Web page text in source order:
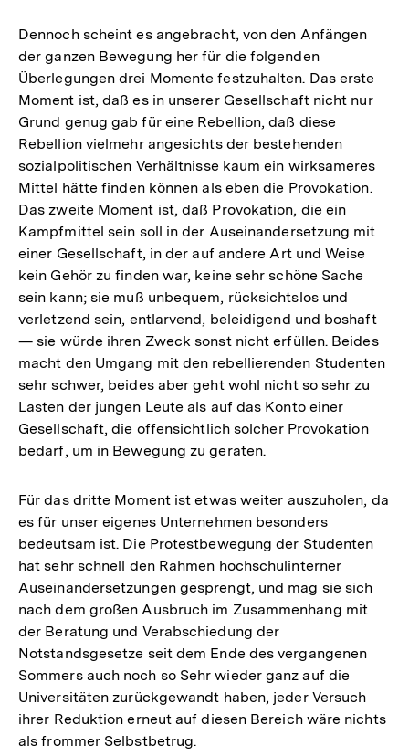
Dennoch scheint es angebracht, von den Anfängen
der ganzen Bewegung her für die folgenden
Überlegungen drei Momente festzuhalten. Das erste
Moment ist, daß es in unserer Gesellschaft nicht nur
Grund genug gab für eine Rebellion, daß diese
Rebellion vielmehr angesichts der bestehenden
sozialpolitischen Verhältnisse kaum ein wirksameres
Mittel hätte finden können als eben die Provokation.
Das zweite Moment ist, daß Provokation, die ein
Kampfmittel sein soll in der Auseinandersetzung mit
einer Gesellschaft, in der auf andere Art und Weise
kein Gehör zu finden war, keine sehr schöne Sache
sein kann; sie muß unbequem, rücksichtslos und
verletzend sein, entlarvend, beleidigend und boshaft
— sie würde ihren Zweck sonst nicht erfüllen. Beides
macht den Umgang mit den rebellierenden Studenten
sehr schwer, beides aber geht wohl nicht so sehr zu
Lasten der jungen Leute als auf das Konto einer
Gesellschaft, die offensichtlich solcher Provokation
bedarf, um in Bewegung zu geraten.
Für das dritte Moment ist etwas weiter auszuholen, da
es für unser eigenes Unternehmen besonders
bedeutsam ist. Die Protestbewegung der Studenten
hat sehr schnell den Rahmen hochschulinterner
Auseinandersetzungen gesprengt, und mag sie sich
nach dem großen Ausbruch im Zusammenhang mit
der Beratung und Verabschiedung der
Notstandsgesetze seit dem Ende des vergangenen
Sommers auch noch so Sehr wieder ganz auf die
Universitäten zurückgewandt haben, jeder Versuch
ihrer Reduktion erneut auf diesen Bereich wäre nichts
als frommer Selbstbetrug.